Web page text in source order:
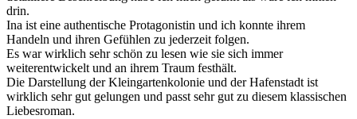
drin.
Ina ist eine authentische Protagonistin und ich konnte ihrem
Handeln und ihren Gefühlen zu jederzeit folgen.
Es war wirklich sehr schön zu lesen wie sie sich immer
weiterentwickelt und an ihrem Traum festhält.
Die Darstellung der Kleingartenkolonie und der Hafenstadt ist
wirklich sehr gut gelungen und passt sehr gut zu diesem klassischen
Liebesroman.